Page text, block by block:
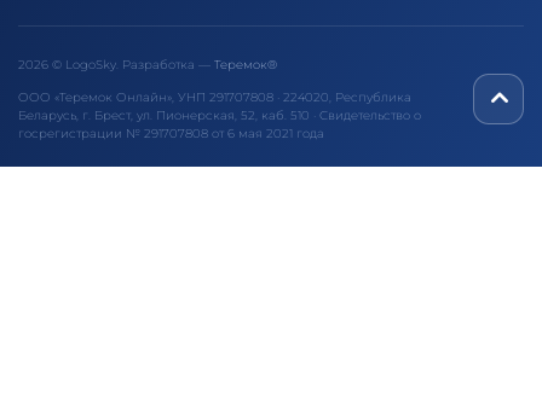
2026 © LogoSky. Разработка — Теремок®
ООО «Теремок Онлайн», УНП 291707808 · 224020, Республика
Беларусь, г. Брест, ул. Пионерская, 52, каб. 510 · Свидетельство о
госрегистрации № 291707808 от 6 мая 2021 года